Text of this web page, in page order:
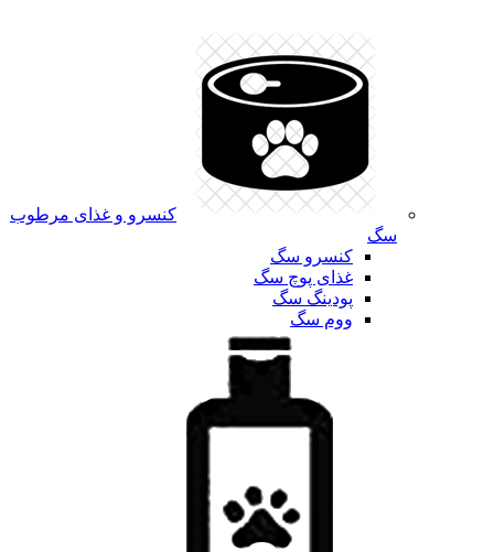
کنسرو و غذای مرطوب
سگ
کنسرو سگ
غذای پوچ سگ
پودینگ سگ
ووم سگ